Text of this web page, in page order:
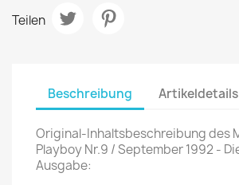
Teilen
Beschreibung Artikeldetails
Original-Inhaltsbeschreibung des
Playboy Nr.9 / September 1992 -
Ausgabe: